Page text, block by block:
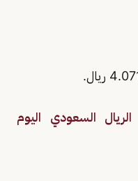
الريال السعودي اليوم